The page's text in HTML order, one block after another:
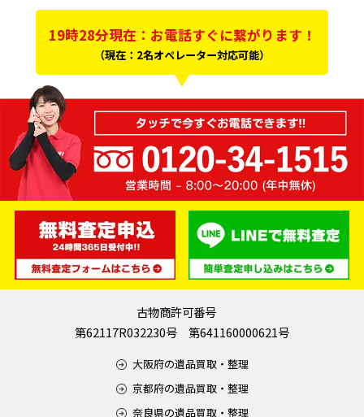
19時28分現在：お電話すぐに繋がります！
（現在：2名オペレーター対応可能）
古物商許可番号
第62117R032230号 第641160000621号
大阪府の遺品買取・整理
京都府の遺品買取・整理
奈良県の遺品買取・整理